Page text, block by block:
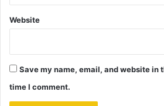
Website
Save my name, email, and website in
time I comment.